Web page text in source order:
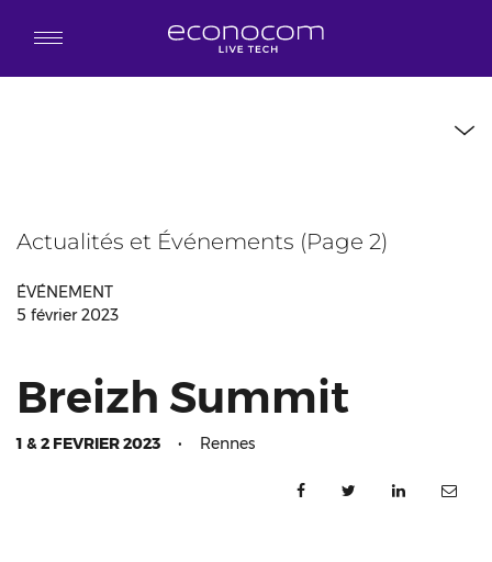
Actualités et Événements (Page 2)
ÉVÉNEMENT
5 février 2023
Breizh Summit
1 & 2 FEVRIER 2023 • Rennes